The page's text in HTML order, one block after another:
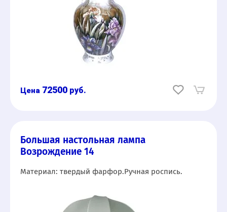
72500 руб.
Большая настольная лампа
Возрождение 14
Материал: твердый фарфор.Ручная роспись.